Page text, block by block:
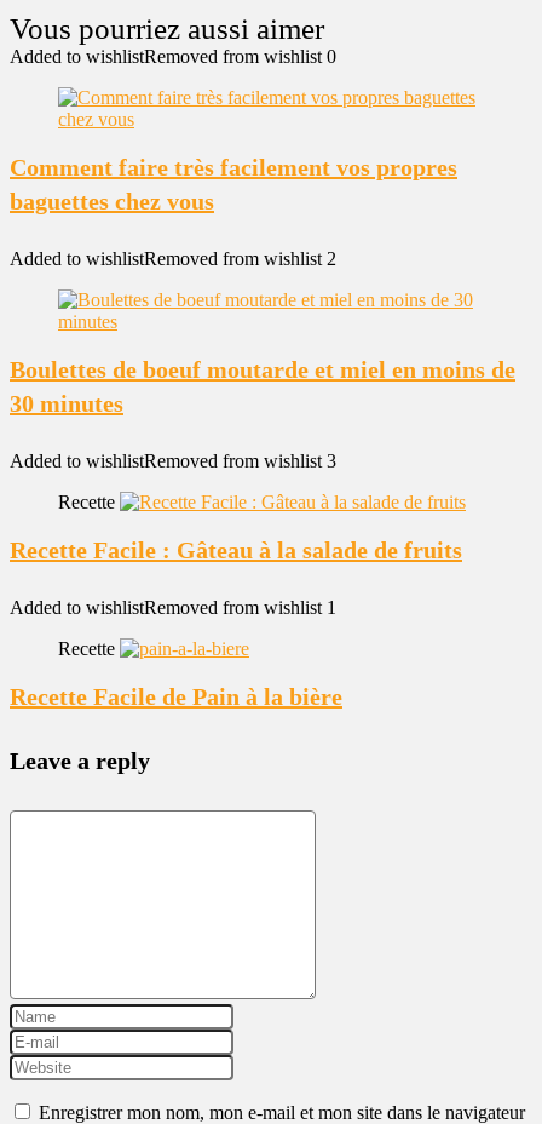
Added to wishlistRemoved from wishlist 0
Comment faire très facilement vos propres
baguettes chez vous
Added to wishlistRemoved from wishlist 2
Boulettes de boeuf moutarde et miel en moins de
30 minutes
Added to wishlistRemoved from wishlist 3
Recette
Recette Facile : Gâteau à la salade de fruits
Added to wishlistRemoved from wishlist 1
Recette
Recette Facile de Pain à la bière
Leave a reply
Enregistrer mon nom, mon e-mail et mon site dans le navigateur